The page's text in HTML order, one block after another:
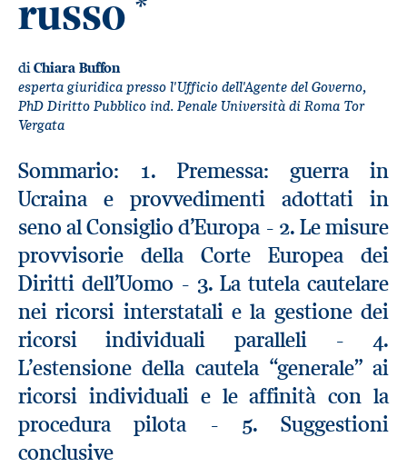
russo
diChiara Buffon
esperta giuridica presso l'Ufficio dell'Agente del Governo,
PhD Diritto Pubblico ind. Penale Università di Roma Tor
Vergata
Sommario: 1. Premessa: guerra in
Ucraina e provvedimenti adottati in
seno al Consiglio d’Europa - 2. Le misure
provvisorie della Corte Europea dei
Diritti dell’Uomo - 3. La tutela cautelare
nei ricorsi interstatali e la gestione dei
ricorsi individuali paralleli - 4.
L’estensione della cautela “generale” ai
ricorsi individuali e le affinità con la
procedura pilota - 5. Suggestioni
conclusive